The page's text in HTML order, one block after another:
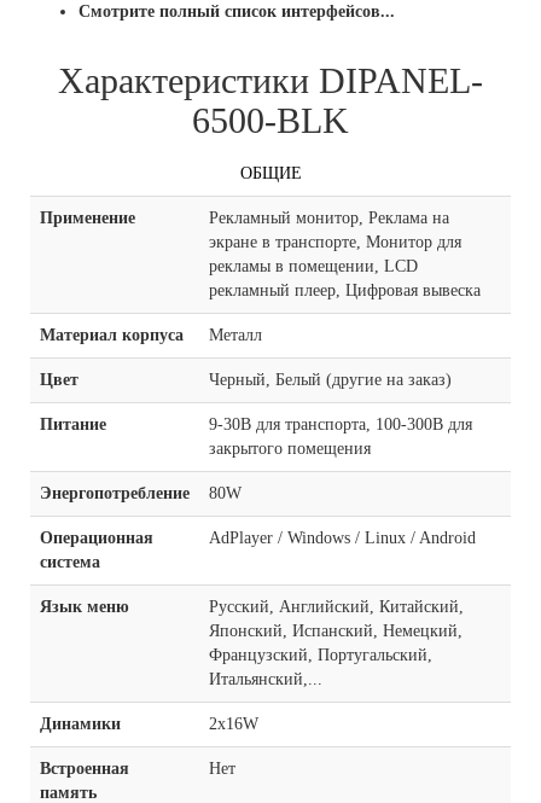
Смотрите полный список интерфейсов...
Характеристики DIPANEL-
6500-BLK
ОБЩИЕ
Применение
Рекламный монитор, Реклама на
экране в транспорте, Монитор для
рекламы в помещении, LCD
рекламный плеер, Цифровая вывеска
Материал корпуса Металл
Цвет Черный, Белый (другие на заказ)
Питание
9-30В для транспорта, 100-300В для
закрытого помещения
Энергопотребление 80W
Операционная
система
AdPlayer / Windows / Linux / Android
Язык меню
Русский, Английский, Китайский,
Японский, Испанский, Немецкий,
Французский, Португальский,
Итальянский,...
Динамики 2x16W
Встроенная
память
Нет